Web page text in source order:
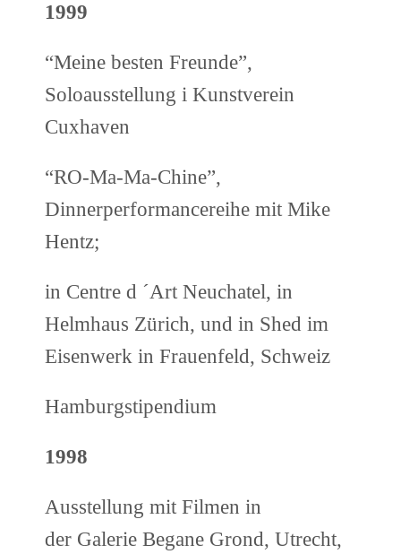
1999
“Meine besten Freunde”,
Soloausstellung i Kunstverein
Cuxhaven
“RO-Ma-Ma-Chine”,
Dinnerperformancereihe mit Mike
Hentz;
in Centre d ´Art Neuchatel, in
Helmhaus Zürich, und in Shed im
Eisenwerk in Frauenfeld, Schweiz
Hamburgstipendium
1998
Ausstellung mit Filmen in
der Galerie Begane Grond, Utrecht,